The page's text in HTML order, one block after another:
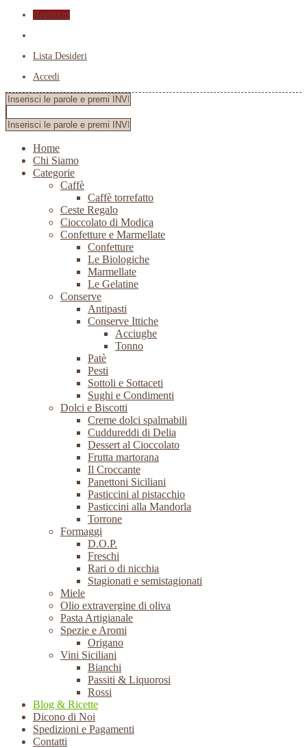
Registrati
Lista Desideri
Accedi
Home
Chi Siamo
Categorie
Caffè
Caffè torrefatto
Ceste Regalo
Cioccolato di Modica
Confetture e Marmellate
Confetture
Le Biologiche
Marmellate
Le Gelatine
Conserve
Antipasti
Conserve Ittiche
Acciughe
Tonno
Patè
Pesti
Sottoli e Sottaceti
Sughi e Condimenti
Dolci e Biscotti
Creme dolci spalmabili
Cuddureddi di Delia
Dessert al Cioccolato
Frutta martorana
Il Croccante
Panettoni Siciliani
Pasticcini al pistacchio
Pasticcini alla Mandorla
Torrone
Formaggi
D.O.P.
Freschi
Rari o di nicchia
Stagionati e semistagionati
Miele
Olio extravergine di oliva
Pasta Artigianale
Spezie e Aromi
Origano
Vini Siciliani
Bianchi
Passiti & Liquorosi
Rossi
Blog & Ricette
Dicono di Noi
Spedizioni e Pagamenti
Contatti